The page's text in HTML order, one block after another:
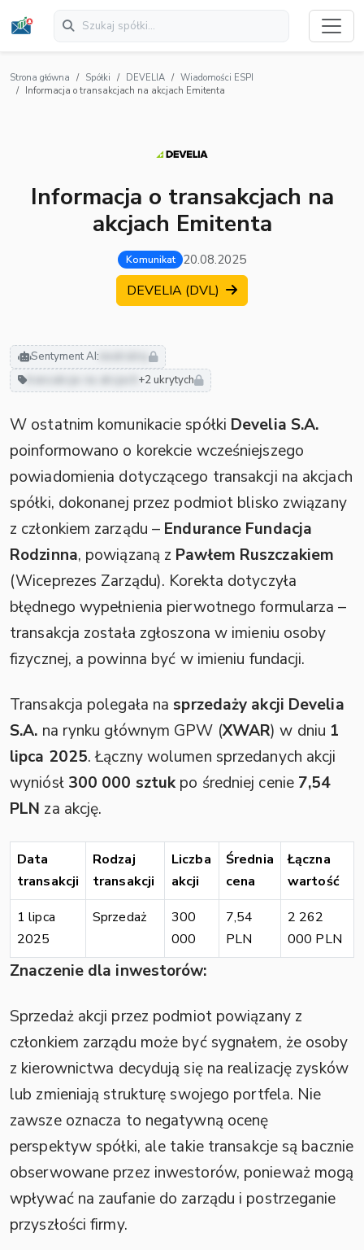
Strona główna Spółki DEVELIA
Wiadomości ESPI
Informacja o transakcjach na akcjach Emitenta
Informacja o transakcjach na
akcjach Emitenta
Komunikat 20.08.2025
DEVELIA (DVL)
Sentyment AI: neutralny
transakcje na akcjach +2 ukrytych
W ostatnim komunikacie spółki Develia S.A.
poinformowano o korekcie wcześniejszego
powiadomienia dotyczącego transakcji na akcjach
spółki, dokonanej przez podmiot blisko związany
z członkiem zarządu – Endurance Fundacja
Rodzinna, powiązaną z Pawłem Ruszczakiem
(Wiceprezes Zarządu). Korekta dotyczyła
błędnego wypełnienia pierwotnego formularza –
transakcja została zgłoszona w imieniu osoby
fizycznej, a powinna być w imieniu fundacji.
Transakcja polegała na sprzedaży akcji Develia
S.A. na rynku głównym GPW (XWAR) w dniu 1
lipca 2025. Łączny wolumen sprzedanych akcji
wyniósł 300 000 sztukpo średniej cenie 7,54
PLN za akcję.
Data
transakcji
Rodzaj
transakcji
Liczba
akcji
Średnia
cena
Łączna
wartość
1 lipca
2025
Sprzedaż
300
000
7,54
PLN
2 262
000 PLN
Znaczenie dla inwestorów:
Sprzedaż akcji przez podmiot powiązany z
członkiem zarządu może być sygnałem, że osoby
z kierownictwa decydują się na realizację zysków
lub zmieniają strukturę swojego portfela. Nie
zawsze oznacza to negatywną ocenę
perspektyw spółki, ale takie transakcje są bacznie
obserwowane przez inwestorów, ponieważ mogą
wpływać na zaufanie do zarządu i postrzeganie
przyszłości firmy.